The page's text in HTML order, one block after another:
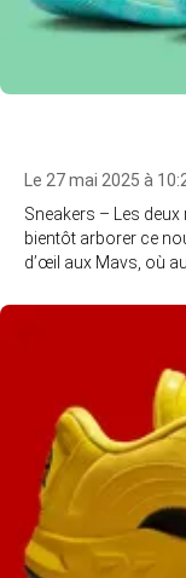
Le 27 mai 2025 à
Sneakers – Les
bientôt arborer ce
d’œil aux Mavs, où